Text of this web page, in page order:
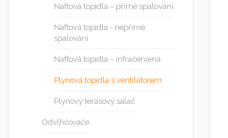
Naftová topidla – přímé spalování
Naftová topidla - nepřímé
spalování
Naftová topidla – infračervená
Plynová topidla s ventilátorem
Plynový terasový sálač
Odvlhčovače